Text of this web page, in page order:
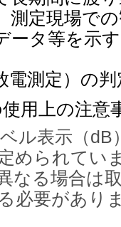
測定現場で
ータ等を示
電測定）の
用上の注意
ル表示（dB
められてい
なる場合は
必要があり